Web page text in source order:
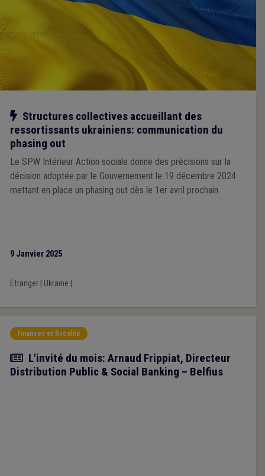
Notre action
Structures collectives accueillant des
ressortissants ukrainiens: communication du
phasing out
Le SPW Intérieur Action sociale donne des précisions sur la
décision adoptée par le Gouvernement le 19 décembre 2024
mettant en place un phasing out dès le 1er avril prochain.
9 Janvier 2025
Étranger| Ukraine
Finances et fiscalité
Article
L'invité du mois: Arnaud Frippiat, Directeur
Distribution Public & Social Banking – Belfius